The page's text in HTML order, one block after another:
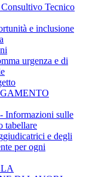
Tecnico
e inclusione
urgenza e di
Informazioni sulle
tabellare
e degli
per ogni